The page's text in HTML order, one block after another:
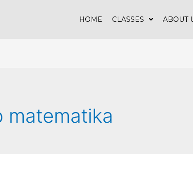
HOME CLASSES ABOUT
matematika